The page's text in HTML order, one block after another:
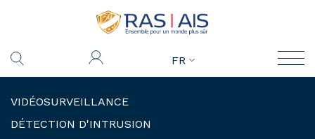
FR
VIDÉOSURVEILLANCE
DÉTECTION D'INTRUSION